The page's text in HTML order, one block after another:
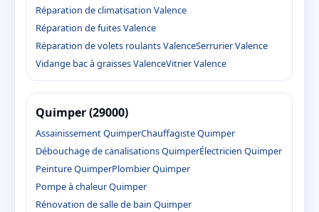
Réparation de climatisation Valence
Réparation de fuites Valence
Réparation de volets roulants ValenceSerrurier Valence
Vidange bac à graisses ValenceVitrier Valence
Quimper (29000)
Assainissement QuimperChauffagiste Quimper
Débouchage de canalisations QuimperÉlectricien Quimper
Peinture QuimperPlombier Quimper
Pompe à chaleur Quimper
Rénovation de salle de bain Quimper